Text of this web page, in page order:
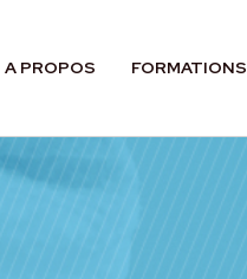
A PROPOS FORMATIONS